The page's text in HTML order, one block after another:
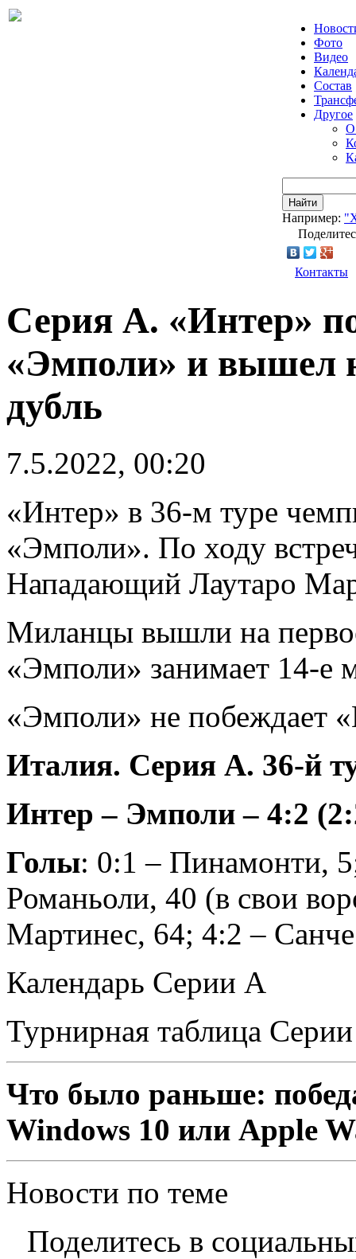
Фото
Видео
Состав
Другое
О
Найти
Например:
Контакты
Серия А. «Интер»
«Эмполи» и вышел
дубль
7.5.2022, 00:20
«Интер» в 36-м туре
«Эмполи». По ходу
Нападающий Лаутаро
Миланцы вышли на
«Эмполи» занимает 14-е
«Эмполи» не побеждает
Италия. Серия А. 36-й
Интер – Эмполи – 4:2
Голы: 0:1 – Пинамонти,
Романьоли, 40 (в свои
Мартинес, 64; 4:2 –
Календарь Серии А
Турнирная таблица
Что было раньше:
Windows 10 или Apple
Новости по теме
Поделитесь в